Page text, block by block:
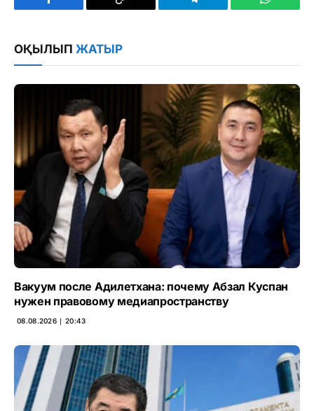
Facebook
Copy
Telegram
ОҚЫЛЫП ЖАТЫР
Вакуум после Адилетхана: почему Абзал Куспан
нужен правовому медиапространству
08.08.2026 ∣ 20:43